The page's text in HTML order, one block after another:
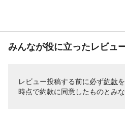
みんなが役に立ったレビュ
レビュー投稿する前に必ず約款
時点で約款に同意したものとみな